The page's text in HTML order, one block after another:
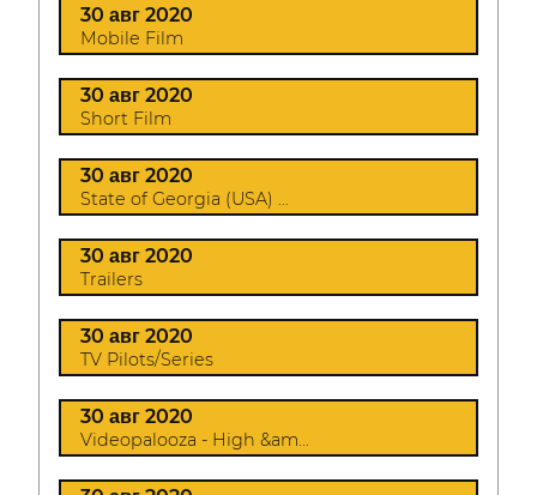
30 авг 2020
Mobile Film
30 авг 2020
Short Film
30 авг 2020
State of Georgia (USA) ...
30 авг 2020
Trailers
30 авг 2020
TV Pilots/Series
30 авг 2020
Videopalooza - High &am...